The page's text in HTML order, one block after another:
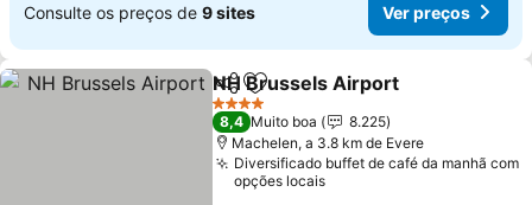
Consulte os preços de 9 sites Ver preços
PartilharAdicionar aos favoritos
NH Brussels Airport
4 Estrelas
8,4 Muito boa
8.225
Machelen, a 3.8 km de Evere
Diversificado buffet de café da manhã com
opções locais